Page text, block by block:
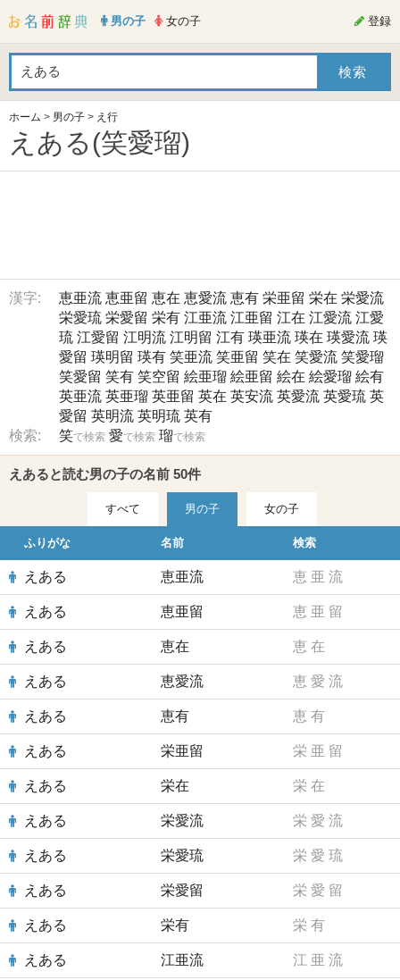
男の子 女の子 登録
ホーム > 男の子 > え行
えある(笑愛瑠)
漢字: 恵亜流 恵亜留 恵在 恵愛流 恵有 栄亜留 栄在 栄愛流
栄愛琉 栄愛留 栄有 江亜流 江亜留 江在 江愛流 江愛
琉 江愛留 江明流 江明留 江有 瑛亜流 瑛在 瑛愛流 瑛
愛留 瑛明留 瑛有 笑亜流 笑亜留 笑在 笑愛流 笑愛瑠
笑愛留 笑有 笑空留 絵亜瑠 絵亜留 絵在 絵愛瑠 絵有
英亜流 英亜瑠 英亜留 英在 英安流 英愛流 英愛琉 英
愛留 英明流 英明琉 英有
検索:
笑で検索 愛で検索 瑠で検索
えあると読む男の子の名前 50件
すべて 男の子 女の子
ふりがな 名前 検索
えある 恵亜流 恵 亜 流
えある 恵亜留 恵 亜 留
えある 恵在 恵 在
えある 恵愛流 恵 愛 流
えある 恵有 恵 有
えある 栄亜留 栄 亜 留
えある 栄在 栄 在
えある 栄愛流 栄 愛 流
えある 栄愛琉 栄 愛 琉
えある 栄愛留 栄 愛 留
えある 栄有 栄 有
えある 江亜流 江 亜 流